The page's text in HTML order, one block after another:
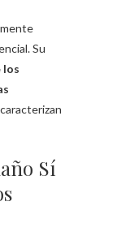
Su
los
Sí